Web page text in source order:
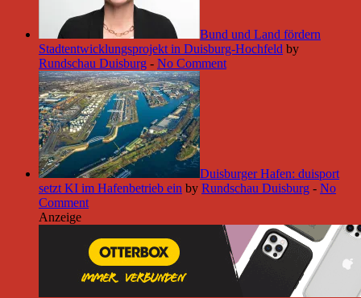
Bund und Land fördern
Stadtentwicklungsprojekt in Duisburg-Hochfeld by
Rundschau Duisburg - No Comment
Duisburger Hafen: duisport
setzt KI im Hafenbetrieb ein by Rundschau Duisburg - No
Comment
Anzeige